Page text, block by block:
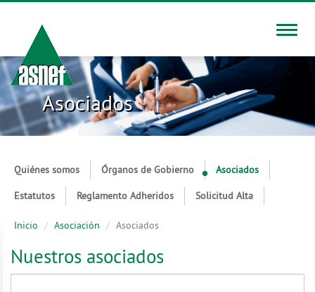
Toggle
Asociados
Quiénes somos Órganos de Gobierno Asociados
Estatutos Reglamento Adheridos Solicitud Alta
Inicio Asociación Asociados
Nuestros asociados